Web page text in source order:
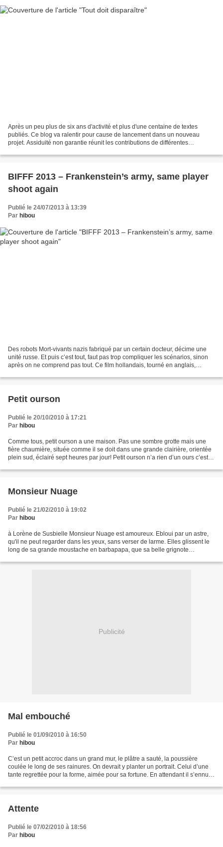
Après un peu plus de six ans d'activité et plus d'une centaine de textes
publiés. Ce blog va ralentir pour cause de lancement dans un nouveau
projet. Assiduité non garantie réunit les contributions de différentes
BIFFF 2013 – Frankenstein’s army, same player
shoot again
Publié le 24/07/2013 à 13:39
Par hibou
Des robots Mort-vivants nazis fabriqué par un certain docteur, décime une
unité russe. Et puis c’est tout, faut pas trop compliquer les scénarios, sinon
après on ne comprend pas tout. Ce film hollandais, tourné en anglais,
Petit ourson
Publié le 20/10/2010 à 17:21
Par hibou
Comme tous, petit ourson a une maison. Pas une sombre grotte mais une
fière chaumière, située comme il se doit dans une grande clairière, orientée
plein sud, éclairé sept heures par jour! Petit ourson n’a rien d’un ours c’est
Monsieur Nuage
Publié le 21/02/2010 à 19:02
Par hibou
à Lorène de Susbielle Monsieur Nuage est amoureux. Ebloui par un astre,
qu'il ne peut regarder dans les yeux, sans verser de larme. Elles glissent le
long de sa grande moustache en barbapapa, que sa belle grignote
Publicité
Mal embouché
Publié le 01/09/2010 à 16:50
Par hibou
C’est un petit accroc dans un grand mur, le plâtre a sauté, la poussière
coulée le long de ses rainures. On devrait y planter un portrait. Celui d’une
tante regrettée pour la forme, aimée pour sa fortune. En attendant il s’ennuie,
Attente
Publié le 07/02/2010 à 18:56
Par hibou